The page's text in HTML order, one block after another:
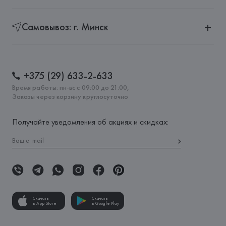
Самовывоз: г. Минск
+375 (29) 633-2-633
Время работы: пн-вс с 09:00 до 21:00,
Заказы через корзину круглосуточно
Получайте уведомления об акциях и скидках:
Скачать
в App Store
Скачать
в Google Play